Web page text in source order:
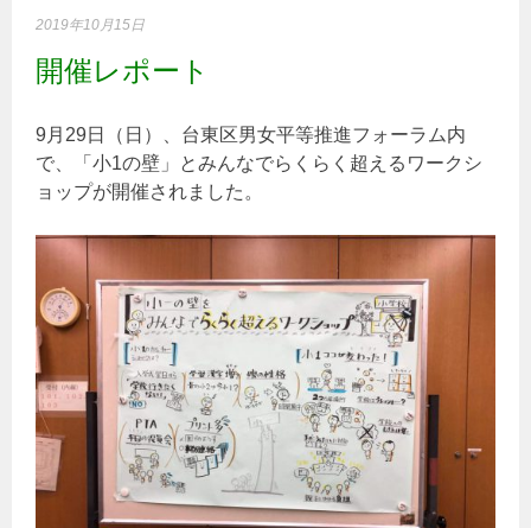
2019年10月15日
開催レポート
9月29日（日）、台東区男女平等推進フォーラム内
で、「小1の壁」とみんなでらくらく超えるワークシ
ョップが開催されました。